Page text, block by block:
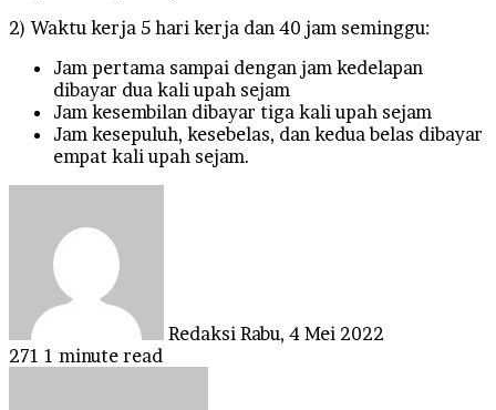
2) Waktu kerja 5 hari kerja dan 40 jam seminggu:
Jam pertama sampai dengan jam kedelapan
dibayar dua kali upah sejam
Jam kesembilan dibayar tiga kali upah sejam
Jam kesepuluh, kesebelas, dan kedua belas dibayar
empat kali upah sejam.
Redaksi Rabu, 4 Mei 2022
271 1 minute read